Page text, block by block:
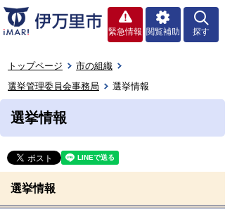
緊急情報 閲覧補助 探す
トップページ
市の組織
選挙管理委員会事務局
選挙情報
選挙情報
選挙情報